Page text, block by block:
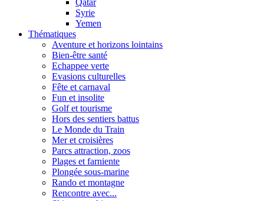
Qatar
Syrie
Yemen
Thématiques
Aventure et horizons lointains
Bien-être santé
Echappee verte
Evasions culturelles
Fête et carnaval
Fun et insolite
Golf et tourisme
Hors des sentiers battus
Le Monde du Train
Mer et croisières
Parcs attraction, zoos
Plages et farniente
Plongée sous-marine
Rando et montagne
Rencontre avec...